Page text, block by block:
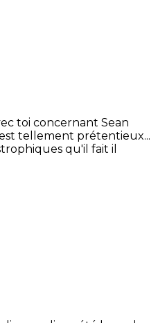
toi concernant Sean
tellement prétentieux...
qu'il fait il